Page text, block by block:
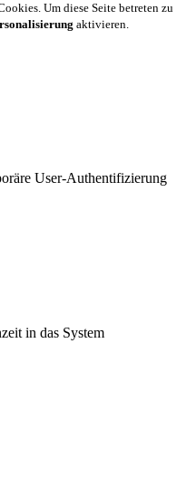
Um diese Seite betreten zu
aktivieren.
User-Authentifizierung
in das System